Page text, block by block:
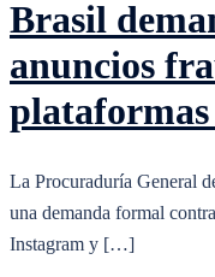
Brasil
anuncios
plataformas
La Procuraduría General
una demanda formal
Instagram y […]